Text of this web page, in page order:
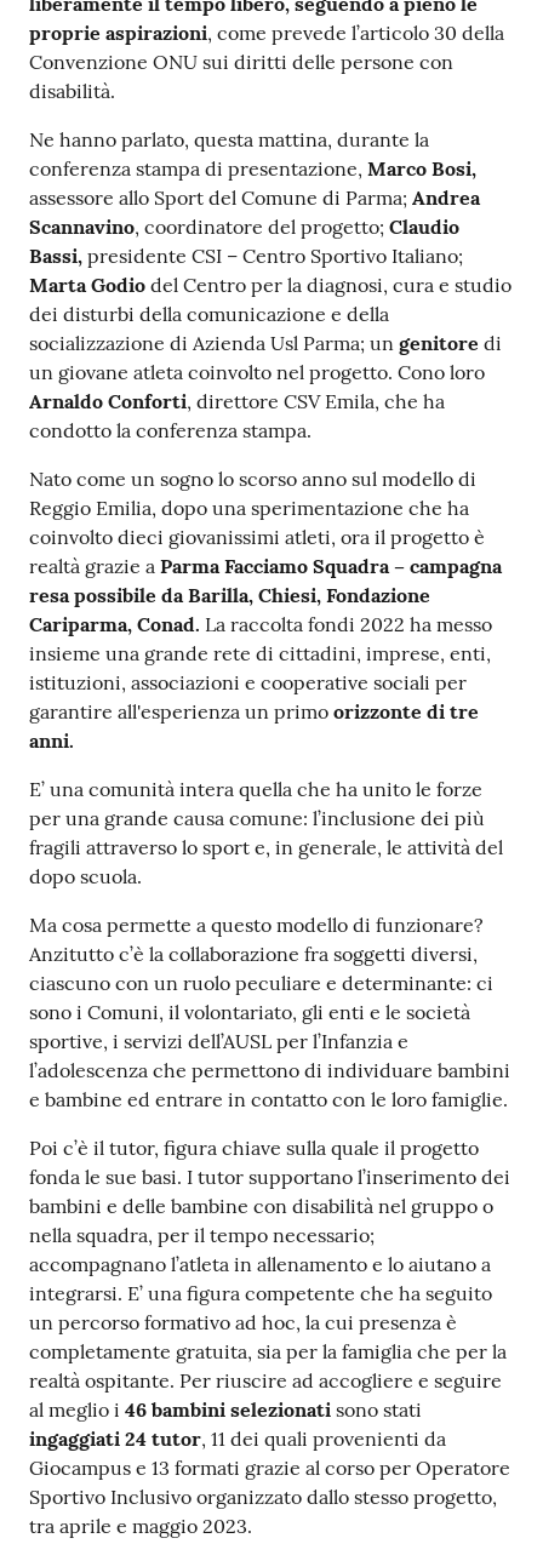
proprie aspirazioni, come prevede l’articolo 30 della
Convenzione ONU sui diritti delle persone con
disabilità.
Ne hanno parlato, questa mattina, durante la
conferenza stampa di presentazione, Marco Bosi,
assessore allo Sport del Comune di Parma; Andrea
Scannavino, coordinatore del progetto; Claudio
Bassi, presidente CSI – Centro Sportivo Italiano;
Marta Godio del Centro per la diagnosi, cura e studio
dei disturbi della comunicazione e della
socializzazione di Azienda Usl Parma; un genitore di
un giovane atleta coinvolto nel progetto. Cono loro
Arnaldo Conforti, direttore CSV Emila, che ha
condotto la conferenza stampa.
Nato come un sogno lo scorso anno sul modello di
Reggio Emilia, dopo una sperimentazione che ha
coinvolto dieci giovanissimi atleti, ora il progetto è
realtà grazie a Parma Facciamo Squadra – campagna
resa possibile da Barilla, Chiesi, Fondazione
Cariparma, Conad. La raccolta fondi 2022 ha messo
insieme una grande rete di cittadini, imprese, enti,
istituzioni, associazioni e cooperative sociali per
garantire all'esperienza un primo orizzonte di tre
anni.
E’ una comunità intera quella che ha unito le forze
per una grande causa comune: l’inclusione dei più
fragili attraverso lo sport e, in generale, le attività del
dopo scuola.
Ma cosa permette a questo modello di funzionare?
Anzitutto c’è la collaborazione fra soggetti diversi,
ciascuno con un ruolo peculiare e determinante: ci
sono i Comuni, il volontariato, gli enti e le società
sportive, i servizi dell’AUSL per l’Infanzia e
l’adolescenza che permettono di individuare bambini
e bambine ed entrare in contatto con le loro famiglie.
Poi c’è il tutor, figura chiave sulla quale il progetto
fonda le sue basi. I tutor supportano l’inserimento dei
bambini e delle bambine con disabilità nel gruppo o
nella squadra, per il tempo necessario;
accompagnano l’atleta in allenamento e lo aiutano a
integrarsi. E’ una figura competente che ha seguito
un percorso formativo ad hoc, la cui presenza è
completamente gratuita, sia per la famiglia che per la
realtà ospitante. Per riuscire ad accogliere e seguire
al meglio i 46 bambini selezionati sono stati
ingaggiati 24 tutor, 11 dei quali provenienti da
Giocampus e 13 formati grazie al corso per Operatore
Sportivo Inclusivo organizzato dallo stesso progetto,
tra aprile e maggio 2023.